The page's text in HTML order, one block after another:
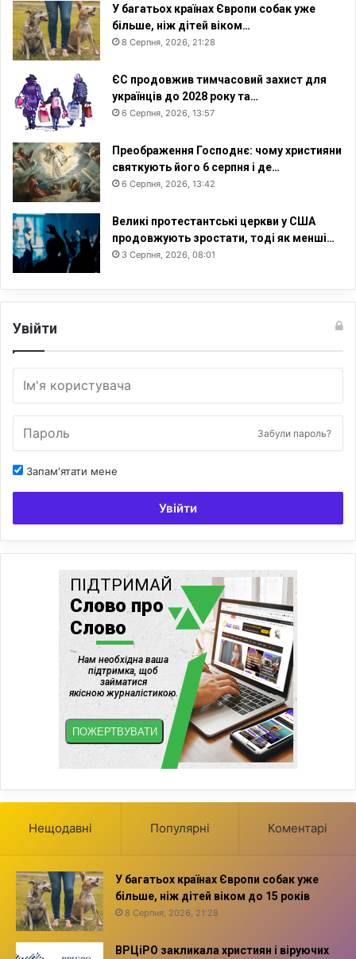
У багатьох країнах Європи собак уже
більше, ніж дітей віком…
8 Серпня, 2026, 21:28
ЄС продовжив тимчасовий захист для
українців до 2028 року та…
6 Серпня, 2026, 13:57
Преображення Господнє: чому християни
святкують його 6 серпня і де…
6 Серпня, 2026, 13:42
Великі протестантські церкви у США
продовжують зростати, тоді як менші…
3 Серпня, 2026, 08:01
Увійти
Забули пароль?
Запам'ятати мене
Увійти
Нещодавні Популярні Коментарі
У багатьох країнах Європи собак уже
більше, ніж дітей віком до 15 років
8 Серпня, 2026, 21:28
ВРЦіРО закликала християн і віруючих